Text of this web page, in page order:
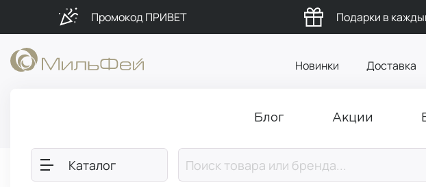
Промокод ПРИВЕТ Подарки в
Новинки Доставка
Блог Акции
Каталог